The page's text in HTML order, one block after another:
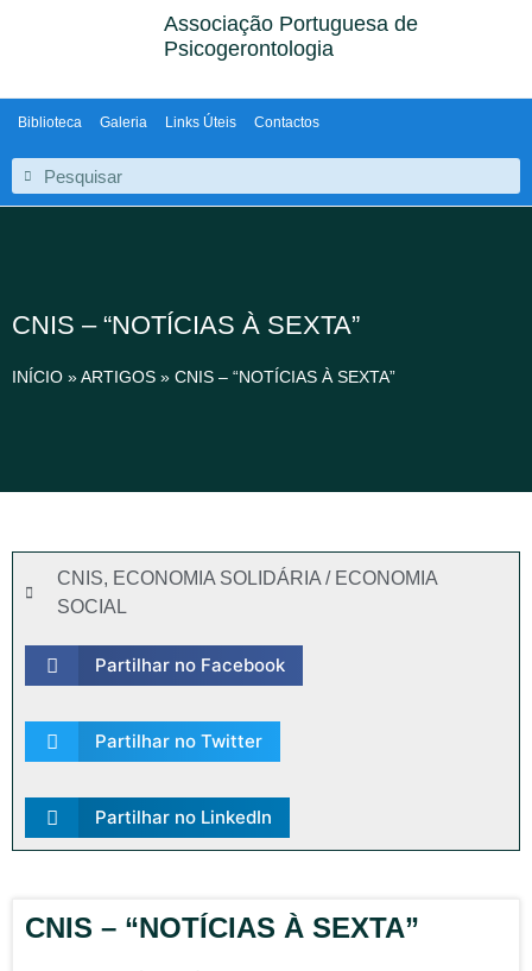
Associação Portuguesa de
Psicogerontologia
Biblioteca Galeria Links Úteis Contactos
CNIS – “NOTÍCIAS À SEXTA”
INÍCIO »ARTIGOS » CNIS – “NOTÍCIAS À SEXTA”
CNIS, ECONOMIA SOLIDÁRIA / ECONOMIA
SOCIAL
Partilhar no Facebook
Partilhar no Twitter
Partilhar no LinkedIn
CNIS – “NOTÍCIAS À SEXTA”